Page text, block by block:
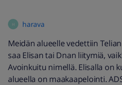
H harava
Meidän alueelle vedettiin
saa Elisan tai Dnan liitymiä,
Avoinkuitu nimellä. Elisalla on
alueella on maakaapelointi.